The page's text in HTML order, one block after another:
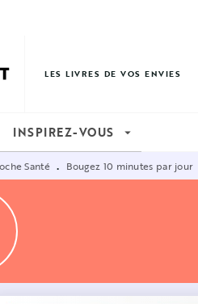
LES LIVRES DE VOS ENVIES
INSPIREZ-VOUS arrow_drop_down
Santé • Bougez 10 minutes par jour